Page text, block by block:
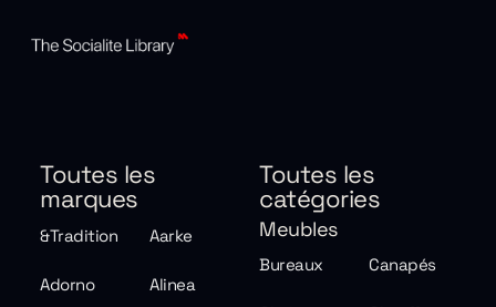
Toutes les
marques
&Tradition Aarke
Adorno Alinea
Toutes les
catégories
Meubles
Bureaux Canapés